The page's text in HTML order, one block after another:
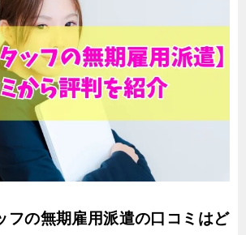
フの無期雇用派遣の口コミはど